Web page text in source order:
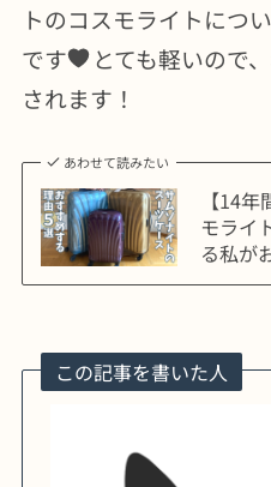
トのコスモライトにつ
です
とても軽いので
されます！
あわせて読みたい
【14
モライ
る私が
この記事を書いた人